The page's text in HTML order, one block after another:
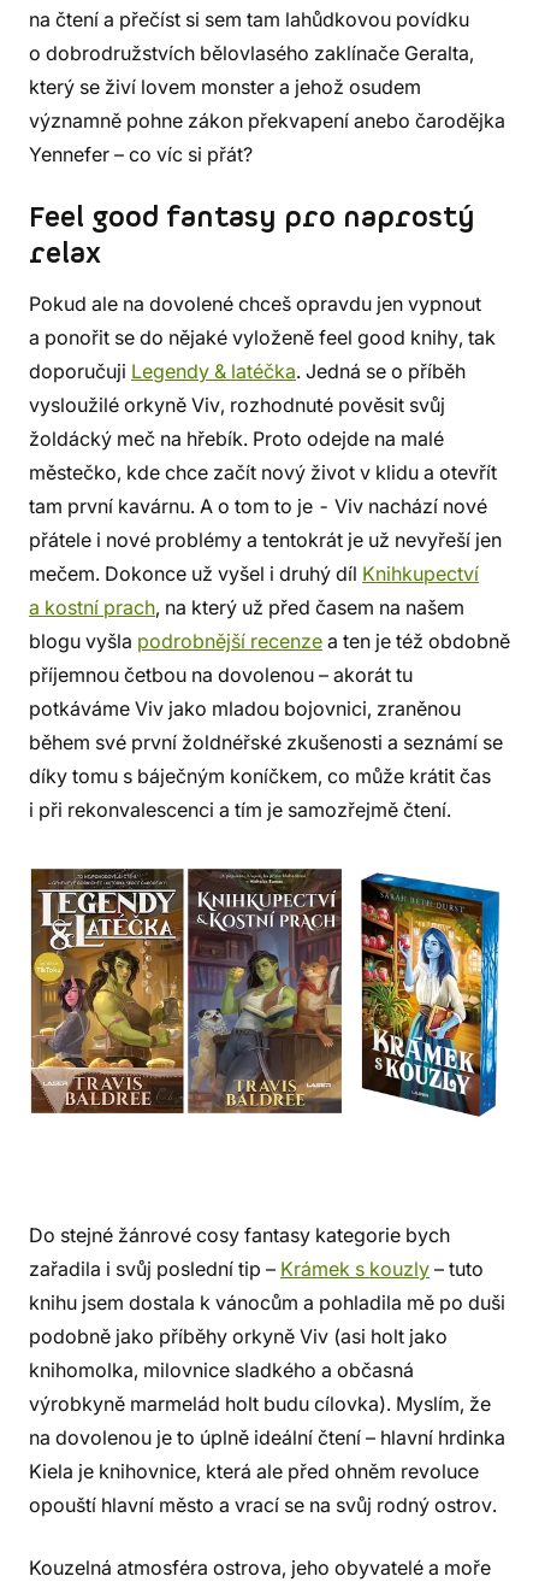
na čtení a přečíst si sem tam lahůdkovou povídku
o dobrodružstvích bělovlasého zaklínače Geralta,
který se živí lovem monster a jehož osudem
významně pohne zákon překvapení anebo čarodějka
Yennefer – co víc si přát?
Feel good fantasy pro naprostý
relax
Pokud ale na dovolené chceš opravdu jen vypnout
a ponořit se do nějaké vyloženě feel good knihy, tak
doporučuji Legendy & latéčka. Jedná se o příběh
vysloužilé orkyně Viv, rozhodnuté pověsit svůj
žoldácký meč na hřebík. Proto odejde na malé
městečko, kde chce začít nový život v klidu a otevřít
tam první kavárnu. A o tom to je - Viv nachází nové
přátele i nové problémy a tentokrát je už nevyřeší jen
mečem. Dokonce už vyšel i druhý díl Knihkupectví
a kostní prach, na který už před časem na našem
blogu vyšla podrobnější recenze a ten je též obdobně
příjemnou četbou na dovolenou – akorát tu
potkáváme Viv jako mladou bojovnici, zraněnou
během své první žoldnéřské zkušenosti a seznámí se
díky tomu s báječným koníčkem, co může krátit čas
i při rekonvalescenci a tím je samozřejmě čtení.
Do stejné žánrové cosy fantasy kategorie bych
zařadila i svůj poslední tip – Krámek s kouzly – tuto
knihu jsem dostala k vánocům a pohladila mě po duši
podobně jako příběhy orkyně Viv (asi holt jako
knihomolka, milovnice sladkého a občasná
výrobkyně marmelád holt budu cílovka). Myslím, že
na dovolenou je to úplně ideální čtení – hlavní hrdinka
Kiela je knihovnice, která ale před ohněm revoluce
opouští hlavní město a vrací se na svůj rodný ostrov.
Kouzelná atmosféra ostrova, jeho obyvatelé a moře